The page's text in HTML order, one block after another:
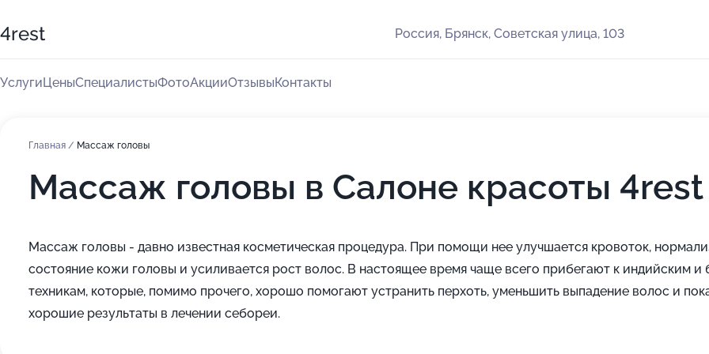
4rest Россия, Брянск, Советская улица, 103
УслугиЦеныСпециалистыФотоАкцииОтзывыКонтакты
Главная / Массаж головы
Массаж головы в Салоне красоты 4rest
Массаж головы - давно известная косметическая процедура. При помощи нее улучшается кровоток,
состояние кожи головы и усиливается рост волос. В настоящее время чаще всего прибегают к индийским и
техникам, которые, помимо прочего, хорошо помогают устранить перхоть, уменьшить выпадение волос и
хорошие результаты в лечении себореи.